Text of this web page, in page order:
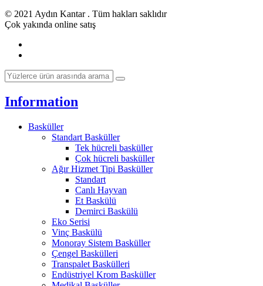
© 2021 Aydın Kantar . Tüm hakları saklıdır
Çok yakında online satış
Information
Basküller
Standart Basküller
Tek hücreli basküller
Çok hücreli basküller
Ağır Hizmet Tipi Basküller
Standart
Canlı Hayvan
Et Baskülü
Demirci Baskülü
Eko Serisi
Vinç Baskülü
Monoray Sistem Basküller
Çengel Baskülleri
Transpalet Baskülleri
Endüstriyel Krom Basküller